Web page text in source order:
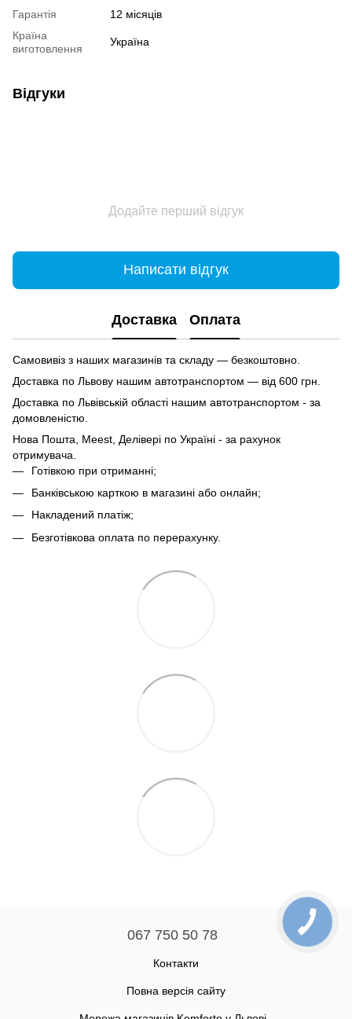
Гарантія
12 місяців
Країна
виготовлення
Україна
Відгуки
Додайте перший відгук
Написати відгук
Доставка Оплата
Самовивіз з наших магазинів та складу — безкоштовно.
Доставка по Львову нашим автотранспортом — від 600 грн.
Доставка по Львівській області нашим автотранспортом - за
домовленістю.
Нова Пошта, Meest, Делівері по Україні - за рахунок
отримувача.
Готівкою при отриманні;
Банківською карткою в магазині або онлайн;
Накладений платіж;
Безготівкова оплата по перерахунку.
067 750 50 78
Контакти
Повна версія сайту